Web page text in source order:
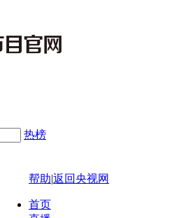
热榜
帮助|返回央视网
首页